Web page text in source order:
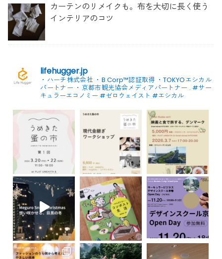
カーテンのリメイクも。布を大切に長く使う
インテリアのコツ
lifehugger.jp
・ハーチ株式会社 ・B Corp™認証取得 ・TOKYOエシカル
パートナー ・京都市観光協会メディアパートナー . #サー
キュラーエコノミー #ゼロウェイスト #エシカル